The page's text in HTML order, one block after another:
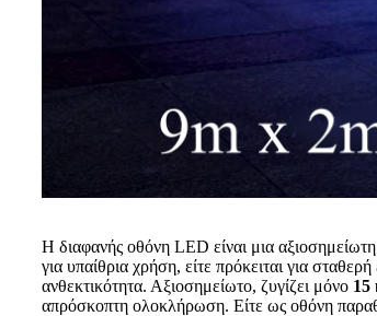
Η διαφανής οθόνη LED είναι μια αξιοσημείωτη
για υπαίθρια χρήση, είτε πρόκειται για
ανθεκτικότητα. Αξιοσημείωτο, ζυγίζει μόνο 15
απρόσκοπτη ολοκλήρωση. Είτε ως οθόνη